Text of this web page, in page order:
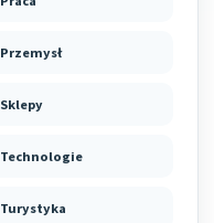
Przemysł
Sklepy
Technologie
Turystyka